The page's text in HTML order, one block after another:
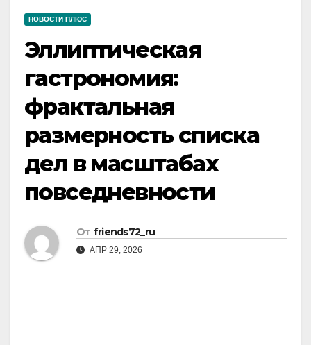
НОВОСТИ ПЛЮС
Эллиптическая
гастрономия:
фрактальная
размерность списка
дел в масштабах
повседневности
От friends72_ru
АПР 29, 2026